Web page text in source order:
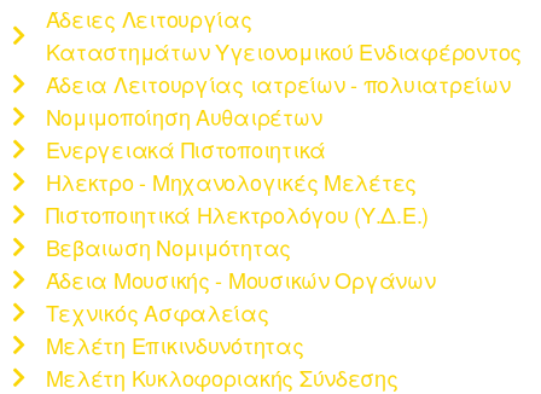
Άδειες Λειτουργίας
Καταστημάτων Υγειονομικού Ενδιαφέροντος
Άδεια Λειτουργίας ιατρείων - πολυιατρείων
Νομιμοποίηση Αυθαιρέτων
Ενεργειακά Πιστοποιητικά
Ηλεκτρο - Μηχανολογικές Μελέτες
Πιστοποιητικά Ηλεκτρολόγου (Υ.Δ.Ε.)
Βεβαιωση Νομιμότητας
Άδεια Μουσικής - Μουσικών Οργάνων
Τεχνικός Ασφαλείας
Μελέτη Επικινδυνότητας
Μελέτη Κυκλοφοριακής Σύνδεσης